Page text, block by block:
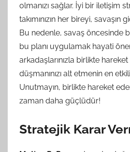
olmanızı sağlar. İyi bir iletişim
takımınızın her bireyi, savaşın
Bu nedenle, savaş öncesinde
bu planı uygulamak hayati
arkadaşlarınızla birlikte
düşmanınızı alt etmenin en
Unutmayın, birlikte hareket
zaman daha güçlüdür!
Stratejik Karar